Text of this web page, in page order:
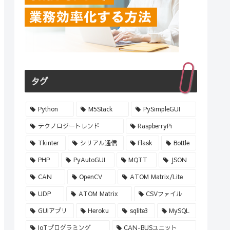
タグ
Python M5Stack PySimpleGUI
テクノロジートレンド RaspberryPi
Tkinter シリアル通信 Flask Bottle
PHP PyAutoGUI MQTT JSON
CAN OpenCV ATOM Matrix/Lite
UDP ATOM Matrix CSVファイル
GUIアプリ Heroku sqlite3 MySQL
IoTプログラミング CAN-BUSユニット